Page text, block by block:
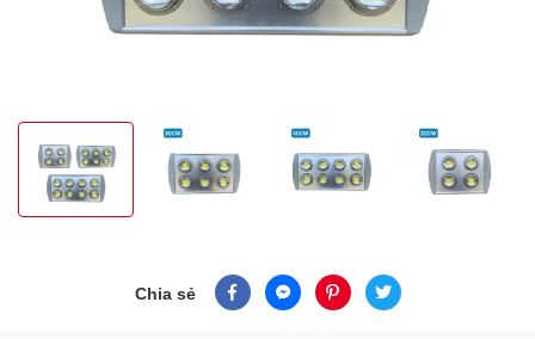
Chia sẻ